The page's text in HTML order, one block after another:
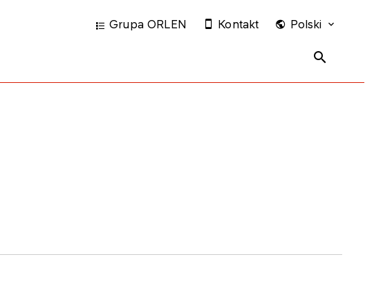
Grupa ORLEN Kontakt Polski